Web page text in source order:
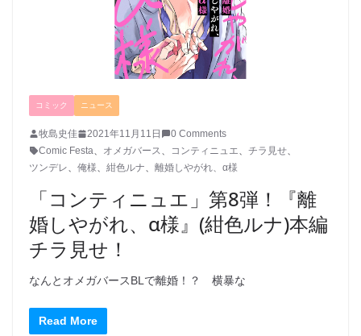
コミック ニュース
牧島史佳 2021年11月11日
0 Comments
Comic Festa
オメガバース コンティニュエ チラ見せ
ツンデレ
俺様 紺色ルナ 離婚しやがれ、α様
「コンティニュエ」第8弾！『離
婚しやがれ、α様』(紺色ルナ)本編
チラ見せ！
なんとオメガバースBLで離婚！？ 横暴な
Read More